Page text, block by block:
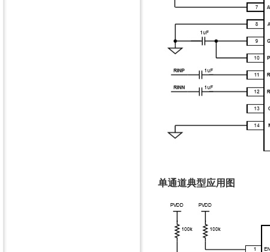
单通道典型应用图